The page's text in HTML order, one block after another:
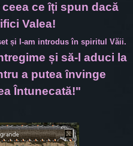
ce îți spun dacă
Valea!
și l-am introdus în spiritul Văii.
și să-l aduci la
a putea învinge
Întunecată!"